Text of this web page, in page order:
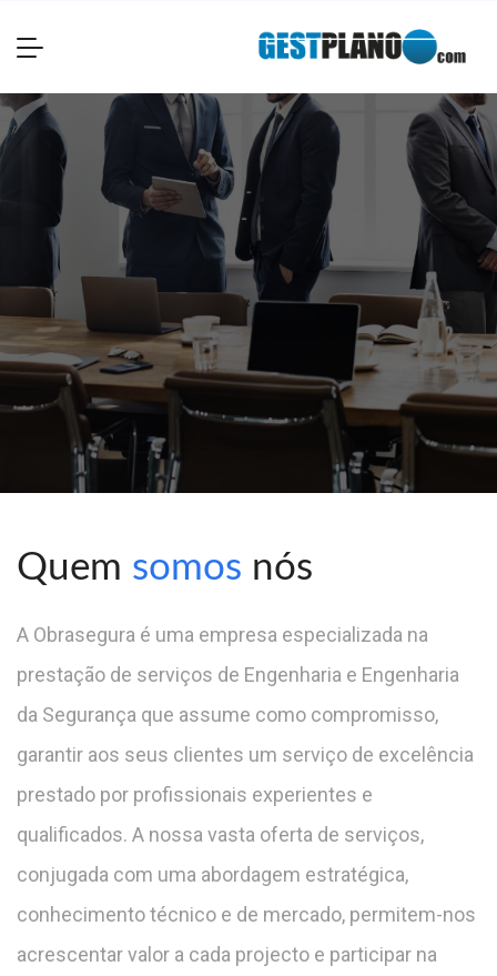
Quem somos nós
A Obrasegura é uma empresa especializada na
prestação de serviços de Engenharia e Engenharia
da Segurança que assume como compromisso,
garantir aos seus clientes um serviço de excelência
prestado por profissionais experientes e
qualificados. A nossa vasta oferta de serviços,
conjugada com uma abordagem estratégica,
conhecimento técnico e de mercado, permitem-nos
acrescentar valor a cada projecto e participar na